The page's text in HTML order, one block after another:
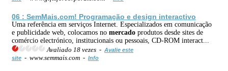
06 : SemMais.com! Programação e design interactivo
Uma referência em serviços Internet. Especializados em comunicação
e publicidade web, colocamos no mercado produtos desde sites de
comércio electrónico, institucionais ou pessoais, CD-ROM interact...
Avaliado 18 vezes - Avalie este
site - www.semmais.com - Info